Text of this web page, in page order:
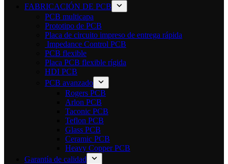
FABRICACIÓN DE PCB
PCB multicapa
Prototipo de PCB
Placa de circuito impreso de entrega rápida
Impedance Control PCB
PCB flexible
Placa PCB flexible rígida
HDI PCB
PCB avanzado
Rogers PCB
Arlon PCB
Taconic PCB
Teflon PCB
Glass PCB
Ceramic PCB
Heavy Copper PCB
Garantía de calidad